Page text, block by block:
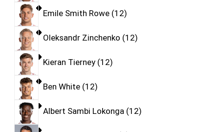
Emile Smith Rowe 12
Oleksandr Zinchenko 12
Kieran Tierney 12
Ben White 12
Albert Sambi Lokonga 12